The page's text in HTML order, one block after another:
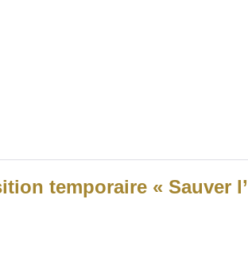
temporaire « Sauver